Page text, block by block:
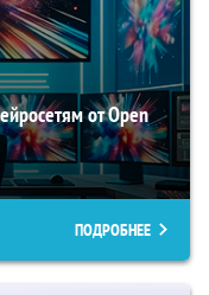
от Open
ПОДРОБНЕЕ